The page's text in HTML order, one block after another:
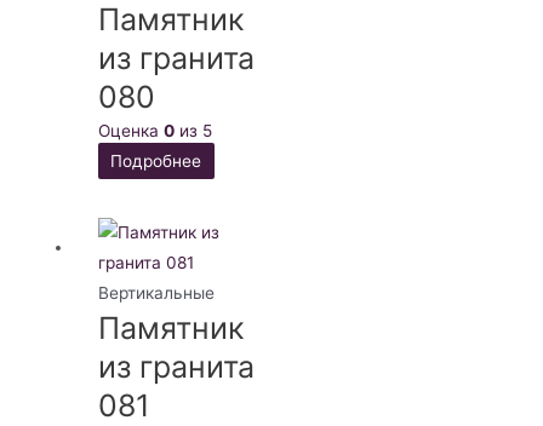
Памятник
из гранита
080
Оценка0 из 5
Подробнее
Вертикальные
Памятник
из гранита
081